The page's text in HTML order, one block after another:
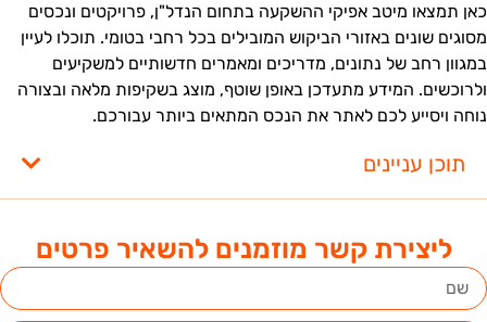
ליצירת קשר מוזמנים להשאיר פרטים
תמצאו מיטב אפיקי ההשקעה בתחום הנדל"ן, פרויקטים ונכסים
שונים באזורי הביקוש המובילים בכל רחבי בטומי. תוכלו לעיין
רחב של נתונים, מדריכים ומאמרים חדשותיים למשקיעים
המידע מתעדכן באופן שוטף, מוצג בשקיפות מלאה ובצורה
ויסייע לכם לאתר את הנכס המתאים ביותר עבורכם.
תוכן עניינים